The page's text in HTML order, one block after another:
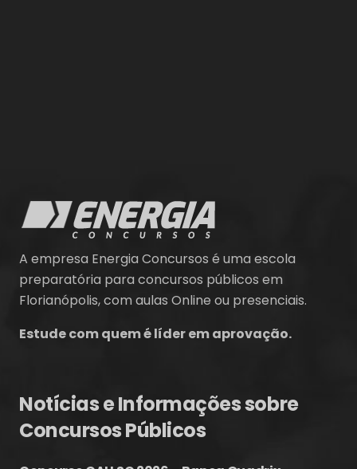
A empresa Energia Concursos é uma escola
preparatória para concursos públicos em
Florianópolis, com aulas Online ou presenciais.
Estude com quem é líder em aprovação.
Notícias e Informações sobre
Concursos Públicos